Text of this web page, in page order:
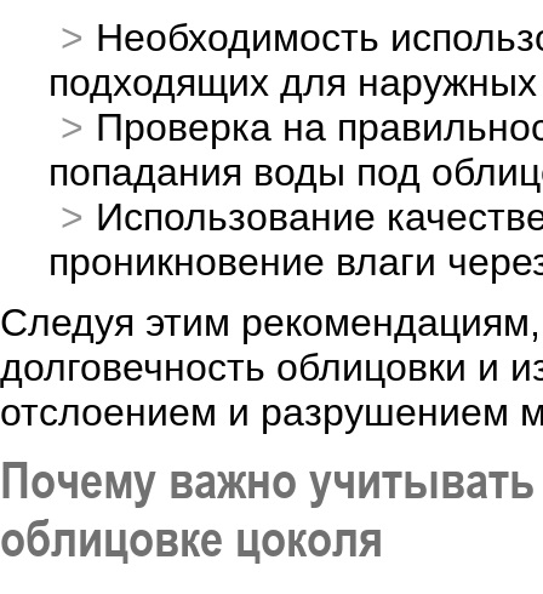
Необходимость
подходящих для наружных
Проверка на
попадания воды под
Использование
проникновение влаги
Следуя этим
долговечность облицовки и
отслоением и разрушением
Почему важно
облицовке цоколя